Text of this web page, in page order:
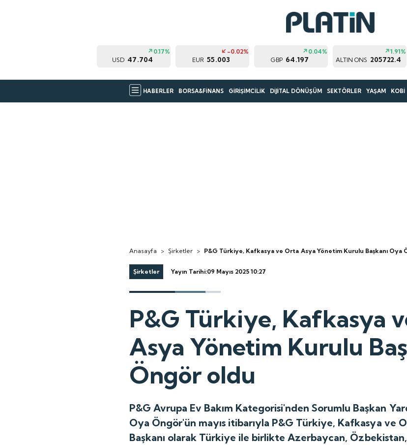
USD 47.704
0.17%
EUR 55.003
-0.02%
GBP 64.197
0.04%
ALTIN ONS 205722.4
1.91%
HABERLER BORSA&FİNANS GİRİŞİMCİLİK DİJİTAL DÖNÜŞÜM SEKTÖRLER YAŞAM KOBİ
Anasayfa > Şirketler > P&G Türkiye, Kafkasya ve Orta Asya Yönetim Kurulu Başkanı Oya
Şirketler Yayın Tarihi:09 Mayıs 2025 10:27
P&G Türkiye, Kafkasya
Asya Yönetim Kurulu
Öngör oldu
P&G Avrupa Ev Bakım Kategorisi'nden Sorumlu Başkan
Oya Öngör'ün mayıs itibarıyla P&G Türkiye, Kafkasya ve
Başkanı olarak Türkiye ile birlikte Azerbaycan,